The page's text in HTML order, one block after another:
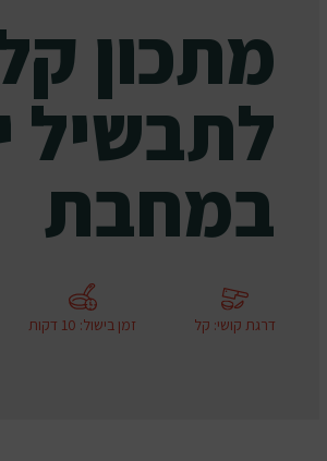
מתכון
לתבשיל
במחבת
דרגת קושי: קל זמן בישול: 10 דקות